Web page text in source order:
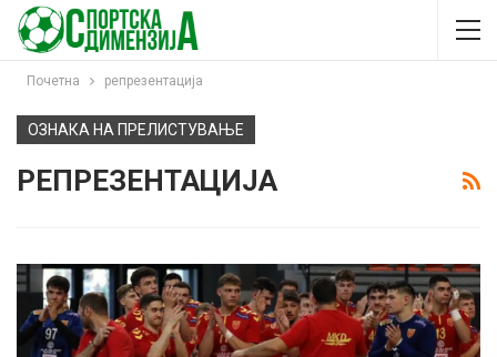
Почетна репрезентација
ОЗНАКА НА ПРЕЛИСТУВАЊЕ
РЕПРЕЗЕНТАЦИЈА